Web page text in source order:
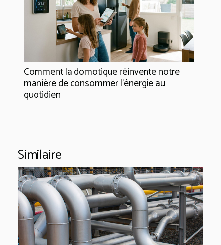
Comment la domotique réinvente notre
manière de consommer l'énergie au
quotidien
Similaire